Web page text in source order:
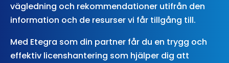
vägledning och rekommendationer utifrån den
information och de resurser vi får tillgång till.
Med Etegra som din partner får du en trygg och
effektiv licenshantering som hjälper dig att